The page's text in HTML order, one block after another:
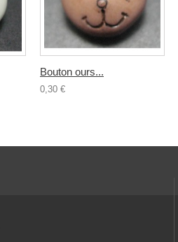
Bouton ours...
0,30 €